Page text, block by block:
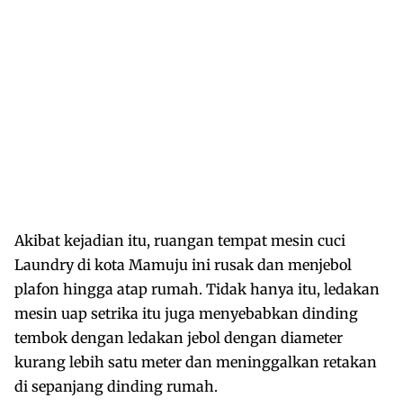
Akibat kejadian itu, ruangan tempat mesin cuci
Laundry di kota Mamuju ini rusak dan menjebol
plafon hingga atap rumah. Tidak hanya itu, ledakan
mesin uap setrika itu juga menyebabkan dinding
tembok dengan ledakan jebol dengan diameter
kurang lebih satu meter dan meninggalkan retakan
di sepanjang dinding rumah.